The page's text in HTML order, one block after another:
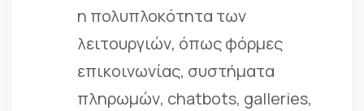
η πολυπλοκότητα των
λειτουργιών, όπως φόρμες
επικοινωνίας, συστήματα
πληρωμών, chatbots, galleries,